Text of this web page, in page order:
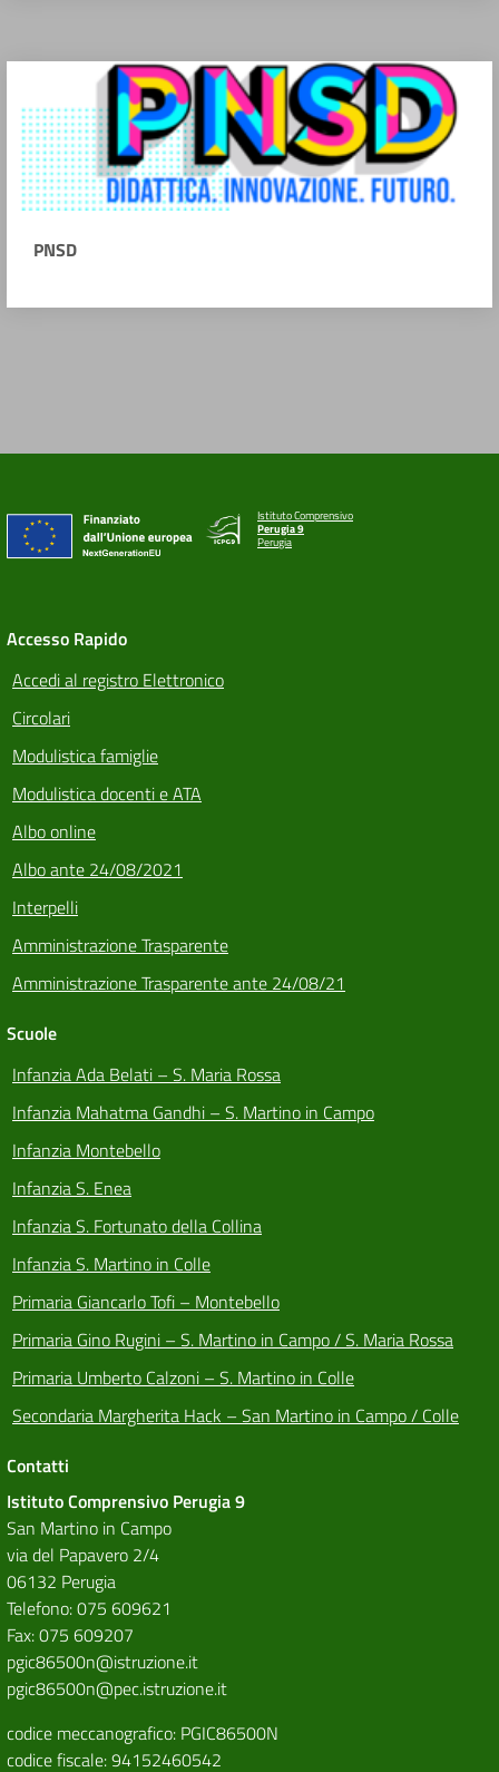
PNSD
Istituto Comprensivo
Perugia 9
Perugia
Accesso Rapido
Accedi al registro Elettronico
Circolari
Modulistica famiglie
Modulistica docenti e ATA
Albo online
Albo ante 24/08/2021
Interpelli
Amministrazione Trasparente
Amministrazione Trasparente ante 24/08/21
Scuole
Infanzia Ada Belati – S. Maria Rossa
Infanzia Mahatma Gandhi – S. Martino in Campo
Infanzia Montebello
Infanzia S. Enea
Infanzia S. Fortunato della Collina
Infanzia S. Martino in Colle
Primaria Giancarlo Tofi – Montebello
Primaria Gino Rugini – S. Martino in Campo / S. Maria Rossa
Primaria Umberto Calzoni – S. Martino in Colle
Secondaria Margherita Hack – San Martino in Campo / Colle
Contatti
Istituto Comprensivo Perugia 9
San Martino in Campo
via del Papavero 2/4
06132 Perugia
Telefono: 075 609621
Fax: 075 609207
pgic86500n@istruzione.it
pgic86500n@pec.istruzione.it
codice meccanografico: PGIC86500N
codice fiscale: 94152460542